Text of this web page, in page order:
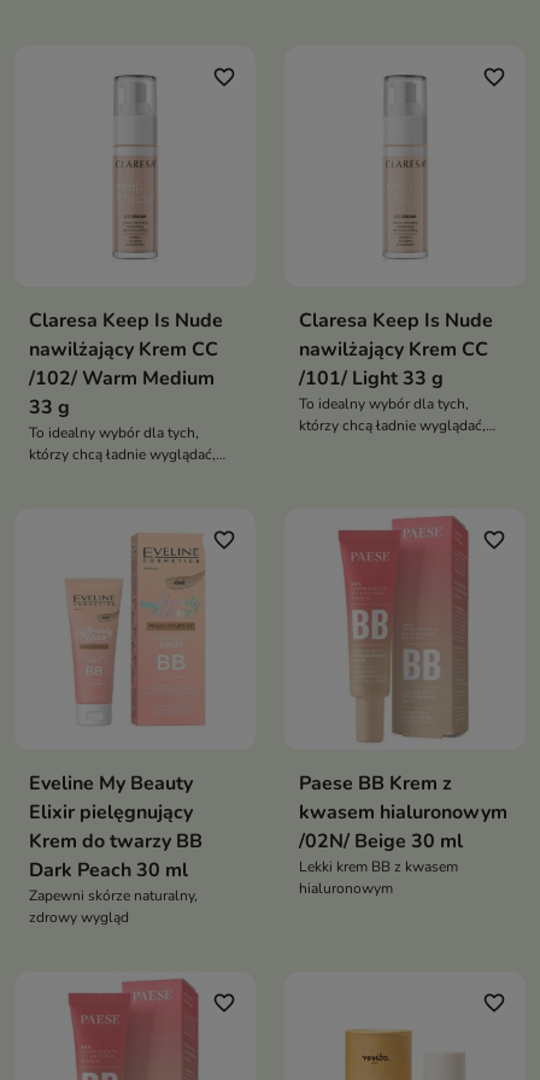
favorite_border
Claresa Keep Is Nude
nawilżający Krem CC
/102/ Warm Medium
33 g
To idealny wybór dla tych,
którzy chcą ładnie wyglądać,
favorite_border
Claresa Keep Is Nude
nawilżający Krem CC
/101/ Light 33 g
To idealny wybór dla tych,
którzy chcą ładnie wyglądać,
favorite_border
Eveline My Beauty
Elixir pielęgnujący
Krem do twarzy BB
Dark Peach 30 ml
Zapewni skórze naturalny,
zdrowy wygląd
favorite_border
Paese BB Krem z
kwasem hialuronowym
/02N/ Beige 30 ml
Lekki krem BB z kwasem
hialuronowym
favorite_border favorite_border